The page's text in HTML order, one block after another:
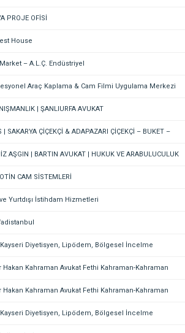
VETERİNER KLİNİĞİ
PROJE OFİSİ
House
– A.L.Ç. Endüstriyel
Araç Kaplama & Cam Filmi Uygulama Merkezi
| ŞANLIURFA AVUKAT
| SAKARYA ÇİÇEKÇİ & ADAPAZARI ÇİÇEKÇİ – BUKET –
NİŞAN – ORGANİZASYON – ONLINE SİPARİŞ
AŞGIN | BARTIN AVUKAT | HUKUK VE ARABULUCULUK
HUKUKU, BOŞANMA AVUKATI
CAM SİSTEMLERİ
Yurtdışı İstihdam Hizmetleri
Diyetisyen, Lipödem, Bölgesel İncelme
Hakan Kahraman Avukat Fethi Kahraman-Kahraman
Hakan Kahraman Avukat Fethi Kahraman-Kahraman
Diyetisyen, Lipödem, Bölgesel İncelme